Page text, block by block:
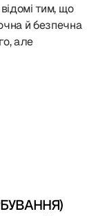
тим, що
й безпечна
але